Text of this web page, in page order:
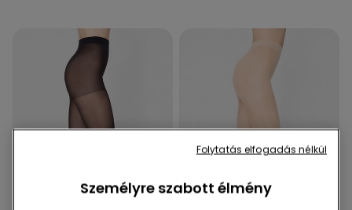
Személyre szabott élmény
Folytatás elfogadás nélkül